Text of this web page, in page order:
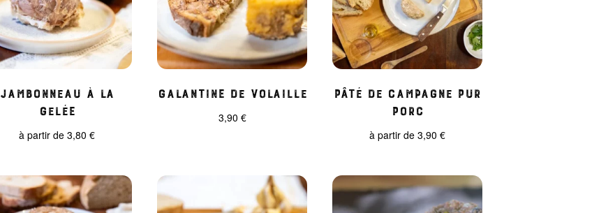
Jambonneau à la
gelée
à partir de3,80€
Galantine de volaille
3,90 €
Pâté de Campagne pur
porc
à partir de3,90€